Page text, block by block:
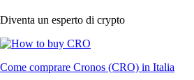
Diventa un esperto di crypto
Come comprare Cronos (CRO) in Italia